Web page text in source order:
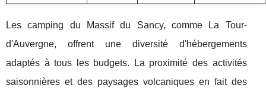
Les camping du Massif du Sancy, comme La Tour-
d'Auvergne, offrent une diversité d'hébergements
adaptés à tous les budgets. La proximité des activités
saisonnières et des paysages volcaniques en fait des